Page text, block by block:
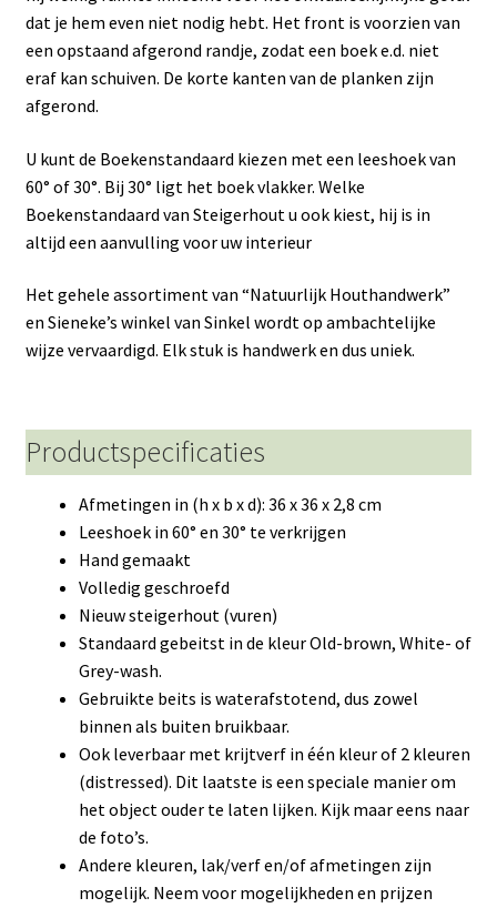
dat je hem even niet nodig hebt. Het front is voorzien van
een opstaand afgerond randje, zodat een boek e.d. niet
eraf kan schuiven. De korte kanten van de planken zijn
afgerond.
U kunt de Boekenstandaard kiezen met een leeshoek van
60° of 30°. Bij 30° ligt het boek vlakker. Welke
Boekenstandaard van Steigerhout u ook kiest, hij is in
altijd een aanvulling voor uw interieur
Het gehele assortiment van “Natuurlijk Houthandwerk”
en Sieneke’s winkel van Sinkel wordt op ambachtelijke
wijze vervaardigd. Elk stuk is handwerk en dus uniek.
Productspecificaties
Afmetingen in (h x b x d): 36 x 36 x 2,8 cm
Leeshoek in 60° en 30° te verkrijgen
Hand gemaakt
Volledig geschroefd
Nieuw steigerhout (vuren)
Standaard gebeitst in de kleur Old-brown, White- of
Grey-wash.
Gebruikte beits is waterafstotend, dus zowel
binnen als buiten bruikbaar.
Ook leverbaar met krijtverf in één kleur of 2 kleuren
(distressed). Dit laatste is een speciale manier om
het object ouder te laten lijken. Kijk maar eens naar
de foto’s.
Andere kleuren, lak/verf en/of afmetingen zijn
mogelijk. Neem voor mogelijkheden en prijzen